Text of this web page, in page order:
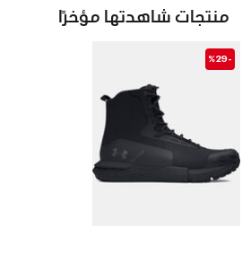
منتجات شاهدتها مؤخرًا
-%29